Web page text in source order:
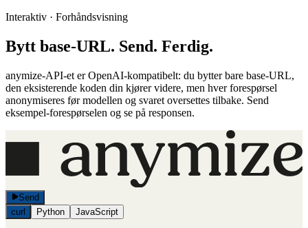
Interaktiv · Forhåndsvisning
Bytt base-URL. Send. Ferdig.
anymize-API-et er OpenAI-kompatibelt: du bytter bare base-URL,
den eksisterende koden din kjører videre, men hver forespørsel
anonymiseres før modellen og svaret oversettes tilbake. Send
eksempel-forespørselen og se på responsen.
Send
curl
Python JavaScript